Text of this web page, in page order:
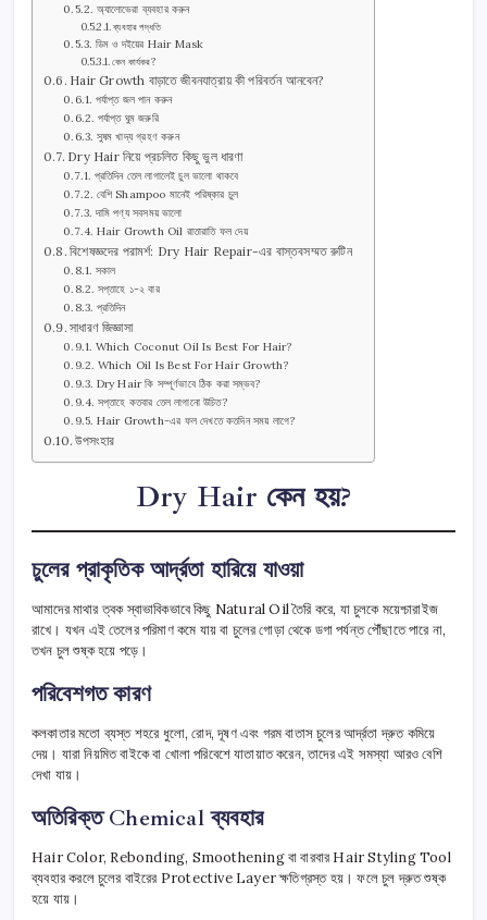
অ্যালোভেরা ব্যবহার করুন
ব্যবহার পদ্ধতি
ডিম ও দইয়ের Hair Mask
কেন কার্যকর?
Hair Growth বাড়াতে জীবনযাত্রায় কী পরিবর্তন আনবেন?
পর্যাপ্ত জল পান করুন
পর্যাপ্ত ঘুম জরুরি
সুষম খাদ্য গ্রহণ করুন
Dry Hair নিয়ে প্রচলিত কিছু ভুল ধারণা
প্রতিদিন তেল লাগালেই চুল ভালো থাকবে
বেশি Shampoo মানেই পরিষ্কার চুল
দামি পণ্য সবসময় ভালো
Hair Growth Oil রাতারাতি ফল দেয়
বিশেষজ্ঞদের পরামর্শ: Dry Hair Repair-এর বাস্তবসম্মত রুটিন
সকাল
সপ্তাহে ১-২ বার
প্রতিদিন
সাধারণ জিজ্ঞাসা
Which Coconut Oil Is Best For Hair?
Which Oil Is Best For Hair Growth?
Dry Hair কি সম্পূর্ণভাবে ঠিক করা সম্ভব?
সপ্তাহে কতবার তেল লাগানো উচিত?
Hair Growth-এর ফল দেখতে কতদিন সময় লাগে?
উপসংহার
Dry Hair কেন হয়?
চুলের প্রাকৃতিক আর্দ্রতা হারিয়ে যাওয়া
আমাদের মাথার ত্বক স্বাভাবিকভাবে কিছু Natural Oil তৈরি করে, যা চুলকে ময়েশ্চারাইজ
রাখে। যখন এই তেলের পরিমাণ কমে যায় বা চুলের গোড়া থেকে ডগা পর্যন্ত পৌঁছাতে পারে না,
তখন চুল শুষ্ক হয়ে পড়ে।
পরিবেশগত কারণ
কলকাতার মতো ব্যস্ত শহরে ধুলো, রোদ, দূষণ এবং গরম বাতাস চুলের আর্দ্রতা দ্রুত কমিয়ে
দেয়। যারা নিয়মিত বাইকে বা খোলা পরিবেশে যাতায়াত করেন, তাদের এই সমস্যা আরও বেশি
দেখা যায়।
অতিরিক্ত Chemical ব্যবহার
Hair Color, Rebonding, Smoothening বা বারবার Hair Styling Tool
ব্যবহার করলে চুলের বাইরের Protective Layer ক্ষতিগ্রস্ত হয়। ফলে চুল দ্রুত শুষ্ক
হয়ে যায়।